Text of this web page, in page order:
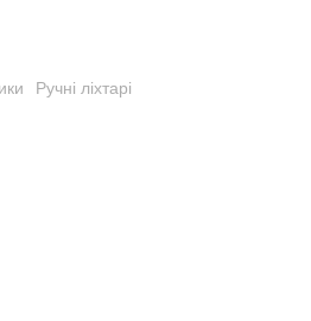
Ручні ліхтарі